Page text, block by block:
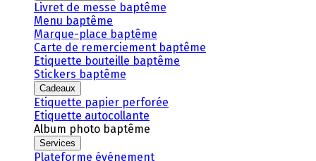
Livret de messe baptême
Menu baptême
Marque-place baptême
Carte de remerciement baptême
Etiquette bouteille baptême
Stickers baptême
Cadeaux
Etiquette papier perforée
Etiquette autocollante
Album photo baptême
Services
Plateforme événement